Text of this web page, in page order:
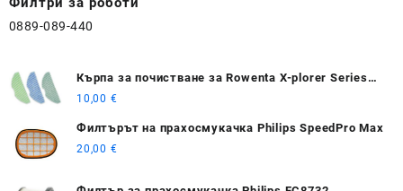
0889-089-440
Кърпа за почистване за Rowenta X-plorer Series
S75s/ S75s+
10,00 €
Филтърът на прахосмукачка Philips SpeedPro Max
20,00 €